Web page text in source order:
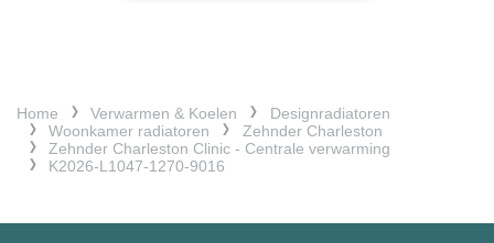
Home Verwarmen & Koelen
Designradiatoren
Woonkamer radiatoren
Zehnder Charleston
Zehnder Charleston Clinic - Centrale verwarming
K2026-L1047-1270-9016